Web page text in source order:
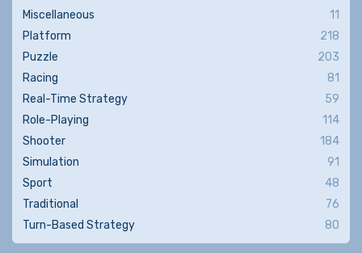
Miscellaneous
11
Platform
218
Puzzle
203
Racing
81
Real-Time Strategy
59
Role-Playing
114
Shooter
184
Simulation
91
Sport
48
Traditional
76
Turn-Based Strategy
80